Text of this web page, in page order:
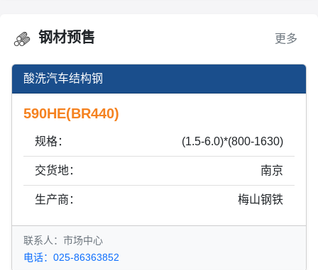
钢材预售 更多
酸洗汽车结构钢
590HE(BR440)
规格： (1.5-6.0)*(800-1630)
交货地： 南京
生产商： 梅山钢铁
联系人：市场中心
电话：025-86363852